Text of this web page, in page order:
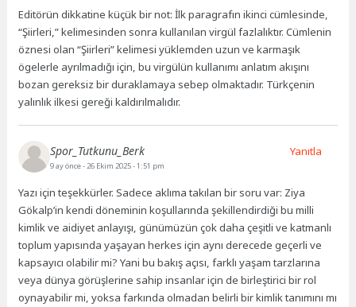
Editörün dikkatine küçük bir not: İlk paragrafın ikinci cümlesinde,
“Şiirleri,” kelimesinden sonra kullanılan virgül fazlalıktır. Cümlenin
öznesi olan “Şiirleri” kelimesi yüklemden uzun ve karmaşık
ögelerle ayrılmadığı için, bu virgülün kullanımı anlatım akışını
bozan gereksiz bir duraklamaya sebep olmaktadır. Türkçenin
yalınlık ilkesi gereği kaldırılmalıdır.
Spor_Tutkunu_Berk
9 ay önce- 26 Ekim 2025 - 1:51 pm
Yazı için teşekkürler. Sadece aklıma takılan bir soru var: Ziya
Gökalp’in kendi döneminin koşullarında şekillendirdiği bu milli
kimlik ve aidiyet anlayışı, günümüzün çok daha çeşitli ve katmanlı
toplum yapısında yaşayan herkes için aynı derecede geçerli ve
kapsayıcı olabilir mi? Yani bu bakış açısı, farklı yaşam tarzlarına
veya dünya görüşlerine sahip insanlar için de birleştirici bir rol
oynayabilir mi, yoksa farkında olmadan belirli bir kimlik tanımını mı
Yanıtla